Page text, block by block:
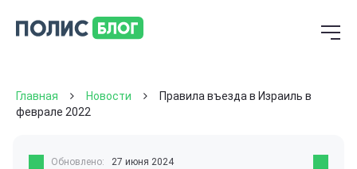
Главная Новости
Правила въезда в Израиль в
феврале 2022
Обновлено: 27 июня 2024